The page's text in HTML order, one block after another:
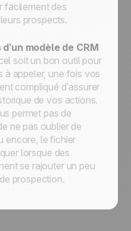
facilement des
prospects.
modèle de CRM
soit un bon outil pour
à appeler, une fois vos
compliqué d’assurer
de vos actions.
permet pas de
ne pas oublier de
encore, le fichier
lorsque des
se rajouter un peu
prospection.